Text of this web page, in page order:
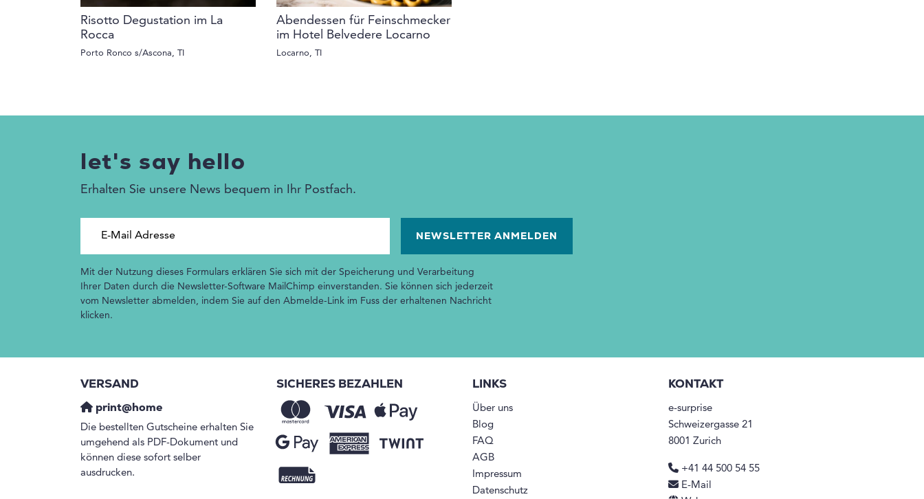
Risotto Degustation im La
Rocca
Porto Ronco s/Ascona, TI
Abendessen für Feinschmecker
im Hotel Belvedere Locarno
Locarno, TI
let's say hello
Erhalten Sie unsere News bequem in Ihr Postfach.
Mit der Nutzung dieses Formulars erklären Sie sich mit der Speicherung und Verarbeitung
Ihrer Daten durch die Newsletter-Software MailChimp einverstanden. Sie können sich jederzeit
vom Newsletter abmelden, indem Sie auf den Abmelde-Link im Fuss der erhaltenen Nachricht
klicken.
VERSAND
print@home
Die bestellten Gutscheine erhalten Sie
umgehend als PDF-Dokument und
können diese sofort selber
ausdrucken.
SICHERES BEZAHLEN LINKS
Über uns
Blog
FAQ
AGB
Impressum
Datenschutz
KONTAKT
e-surprise
Schweizergasse 21
8001 Zurich
+41 44 500 54 55
E-Mail